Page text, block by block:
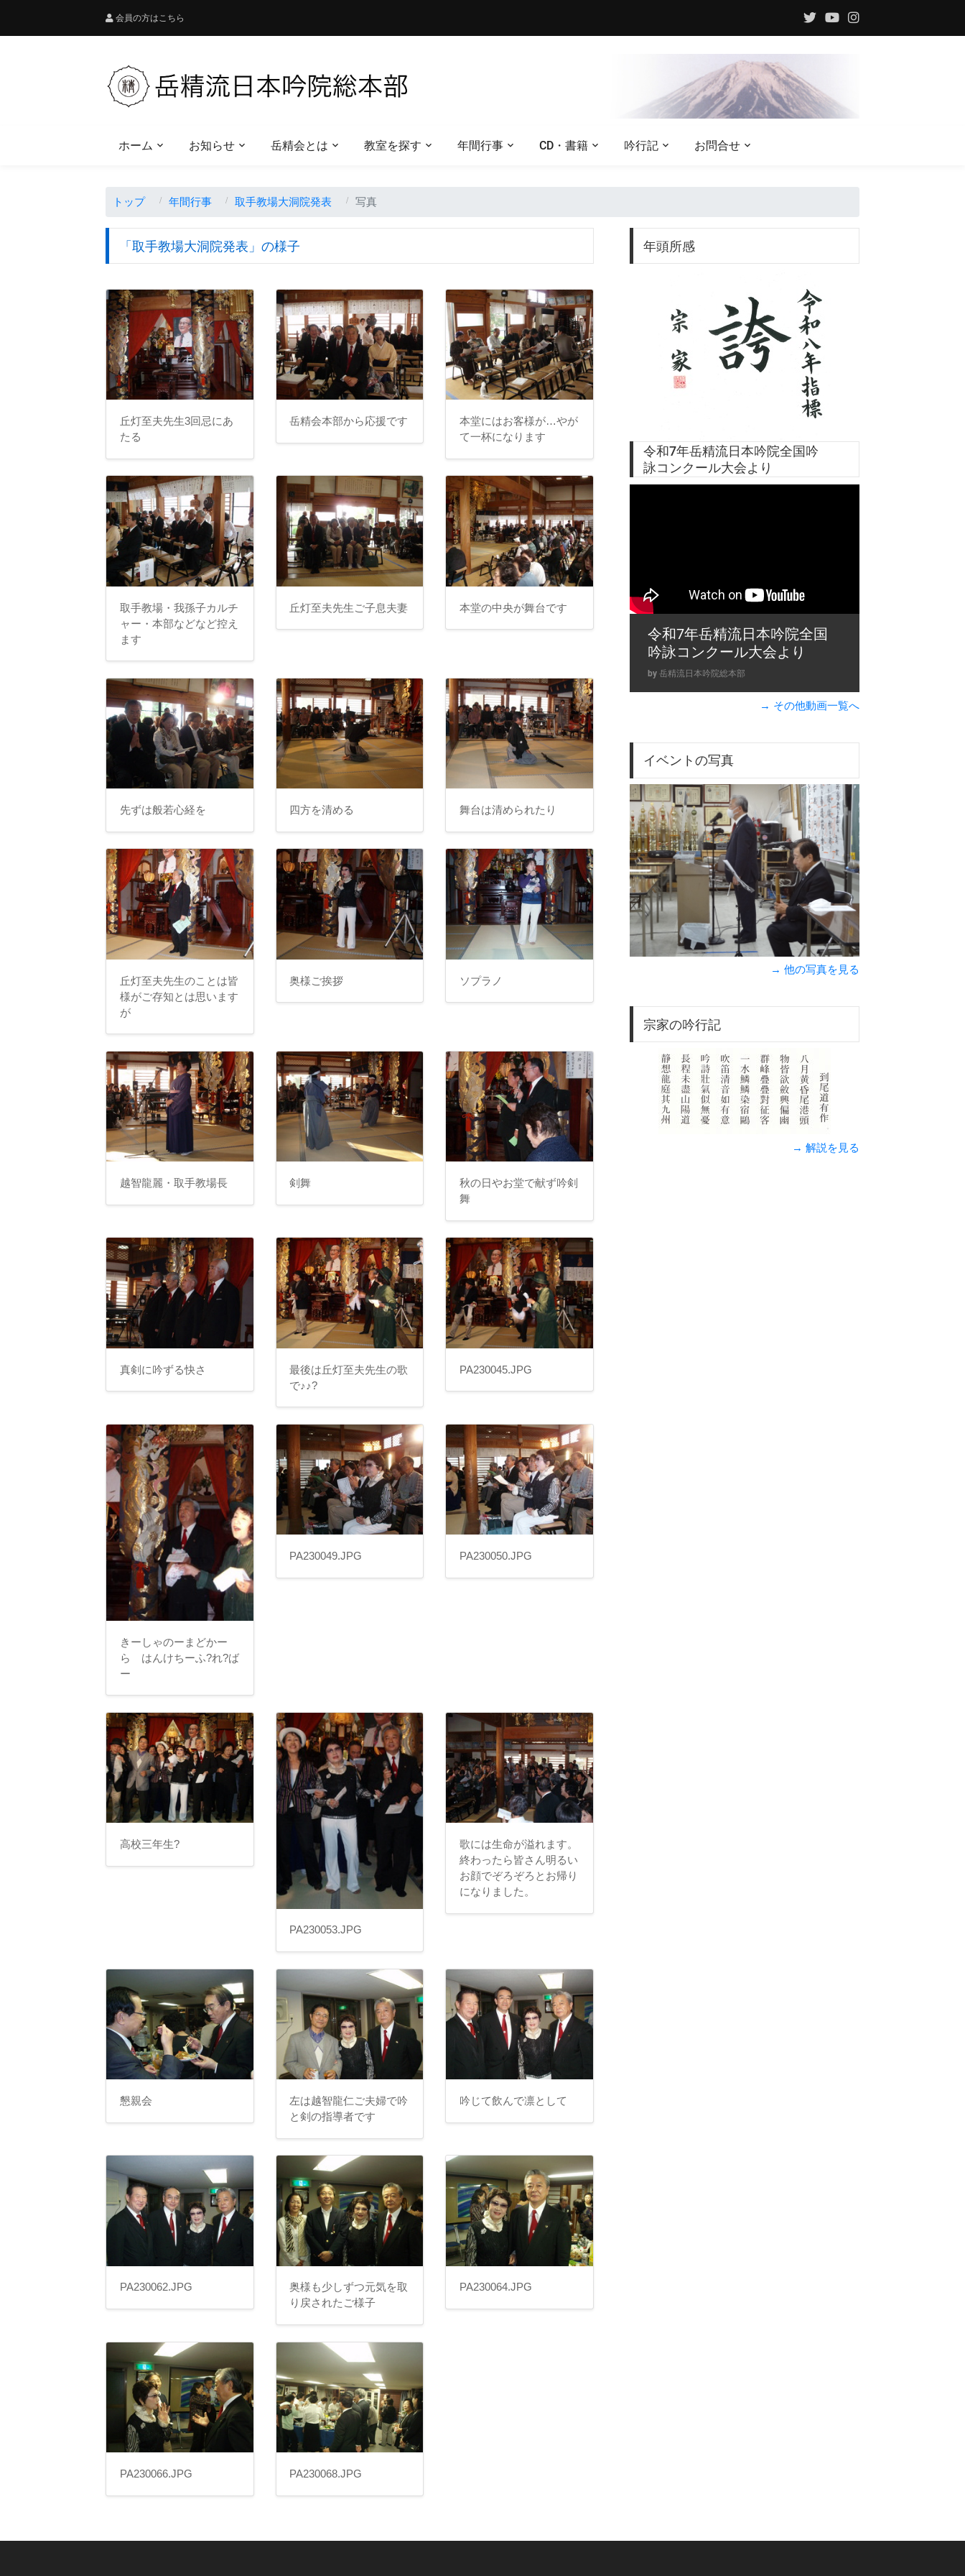
会員の方はこちら
ホーム お知らせ 岳精会とは 教室を探す 年間行事 CD・書籍 吟行記 お問合せ
トップ 年間行事 取手教場大洞院発表 写真
「取手教場大洞院発表」の様子
丘灯至夫先生3回忌にあ
たる
岳精会本部から応援です
本堂にはお客様が…やが
て一杯になります
取手教場・我孫子カルチ
ャー・本部などなど控え
ます
丘灯至夫先生ご子息夫妻 本堂の中央が舞台です
先ずは般若心経を 四方を清める 舞台は清められたり
丘灯至夫先生のことは皆
様がご存知とは思います
が
奥様ご挨拶 ソプラノ
越智龍麗・取手教場長 剣舞
秋の日やお堂で献ず吟剣
舞
真剣に吟ずる快さ
最後は丘灯至夫先生の歌
で♪♪?
PA230045.JPG
きーしゃのーまどかー
ら はんけちーふ?れ?ば
ー
PA230049.JPG PA230050.JPG
高校三年生?
PA230053.JPG
歌には生命が溢れます。
終わったら皆さん明るい
お顔でぞろぞろとお帰り
になりました。
懇親会
左は越智龍仁ご夫婦で吟
と剣の指導者です
吟じて飲んで凛として
PA230062.JPG
奥様も少しずつ元気を取
り戻されたご様子
PA230064.JPG
PA230066.JPG PA230068.JPG
年頭所感
令和7年岳精流日本吟院全国吟
詠コンクール大会より
令和7年岳精流日本吟院全国
吟詠コンクール大会より
by 岳精流日本吟院総本部
→ その他動画一覧へ
イベントの写真
→ 他の写真を見る
宗家の吟行記
→ 解説を見る